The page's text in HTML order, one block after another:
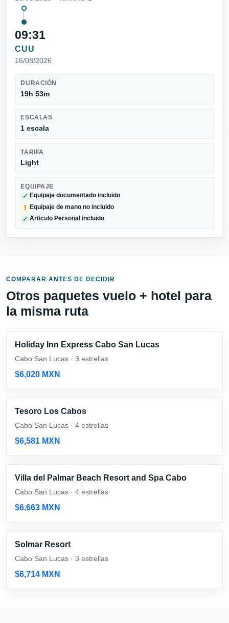
09:31
CUU
16/08/2026
DURACIÓN
19h 53m
ESCALAS
1 escala
TARIFA
Light
EQUIPAJE
✓ Equipaje documentado incluido
! Equipaje de mano no incluido
✓ Articulo Personal incluido
COMPARAR ANTES DE DECIDIR
Otros paquetes vuelo + hotel para
la misma ruta
Holiday Inn Express Cabo San Lucas
Cabo San Lucas · 3 estrellas
$6,020 MXN
Tesoro Los Cabos
Cabo San Lucas · 4 estrellas
$6,581 MXN
Villa del Palmar Beach Resort and Spa Cabo
Cabo San Lucas · 4 estrellas
$6,663 MXN
Solmar Resort
Cabo San Lucas · 3 estrellas
$6,714 MXN